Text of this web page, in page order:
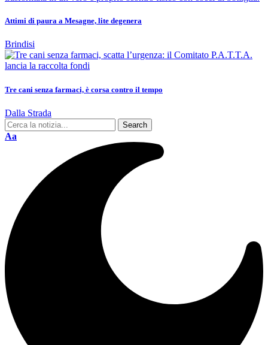
Attimi di paura a Mesagne, lite degenera
Brindisi
Tre cani senza farmaci, è corsa contro il tempo
Dalla Strada
Aa